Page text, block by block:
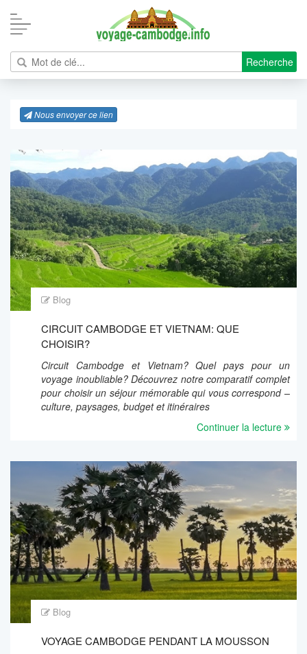
Recherche
Nous envoyer ce lien
Blog
CIRCUIT CAMBODGE ET VIETNAM: QUE
CHOISIR?
Circuit Cambodge et Vietnam? Quel pays pour un
voyage inoubliable? Découvrez notre comparatif complet
pour choisir un séjour mémorable qui vous correspond –
culture, paysages, budget et itinéraires
Continuer la lecture
Blog
VOYAGE CAMBODGE PENDANT LA MOUSSON